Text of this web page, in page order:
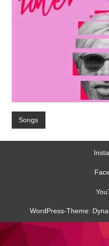
Songs
WordPress-Theme: